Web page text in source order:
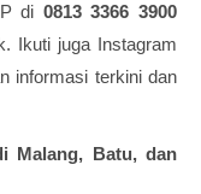
di 0813 3366 3900
Ikuti juga Instagram
informasi terkini dan
Malang, Batu, dan